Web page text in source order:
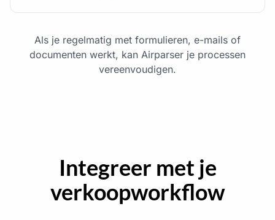
Als je regelmatig met formulieren, e-mails of
documenten werkt, kan Airparser je processen
vereenvoudigen.
Integreer met je
verkoopworkflow